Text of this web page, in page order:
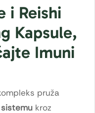
i Reishi
Kapsule,
Imuni
pruža
kroz